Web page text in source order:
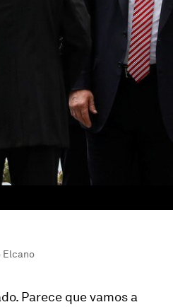
Elcano
Parece que vamos a